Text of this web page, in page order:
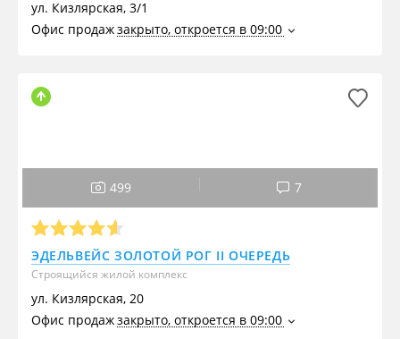
ул. Кизлярская, 3/1
Офис продажзакрыто, откроется в 09:00
499 7
ЭДЕЛЬВЕЙС ЗОЛОТОЙ РОГ II ОЧЕРЕДЬ
Строящийся жилой комплекс
ул. Кизлярская, 20
Офис продажзакрыто, откроется в 09:00